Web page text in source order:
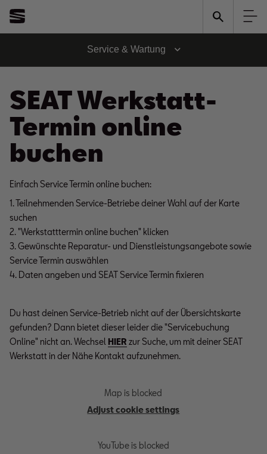
Service & Wartung
SEAT Werkstatt-
Termin online
buchen
Einfach Service Termin online buchen:
1. Teilnehmenden Service-Betriebe deiner Wahl auf der Karte
suchen
2. "Werkstatttermin online buchen" klicken
3. Gewünschte Reparatur- und Dienstleistungsangebote sowie
Service Termin auswählen
4. Daten angeben und SEAT Service Termin fixieren
Du hast deinen Service-Betrieb nicht auf der Übersichtskarte
gefunden? Dann bietet dieser leider die "Servicebuchung
Online" nicht an. Wechsel HIER zur Suche, um mit deiner SEAT
Werkstatt in der Nähe Kontakt aufzunehmen.
Map is blocked
Adjust cookie settings
YouTube is blocked